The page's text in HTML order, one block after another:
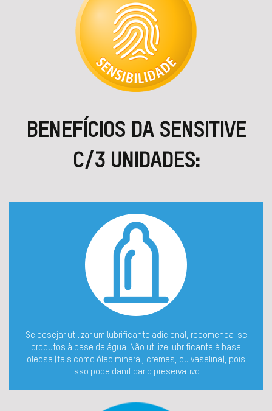
BENEFÍCIOS DA SENSITIVE
C/3 UNIDADES:
Se desejar utilizar um lubrificante adicional, recomenda-se
produtos à base de água. Não utilize lubrificante à base
oleosa (tais como óleo mineral, cremes, ou vaselina), pois
isso pode danificar o preservativo